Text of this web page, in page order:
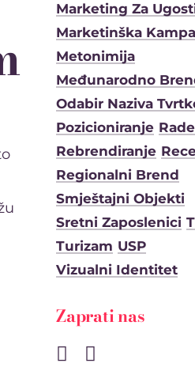
Marketing Za
Marketinška
Metonimija
Međunarodno
Odabir Naziva
Pozicioniranje
Rebrendiranje
Regionalni Brend
Smještajni Objekti
Sretni Zaposlenici
Turizam USP
Vizualni Identitet
Zaprati nas